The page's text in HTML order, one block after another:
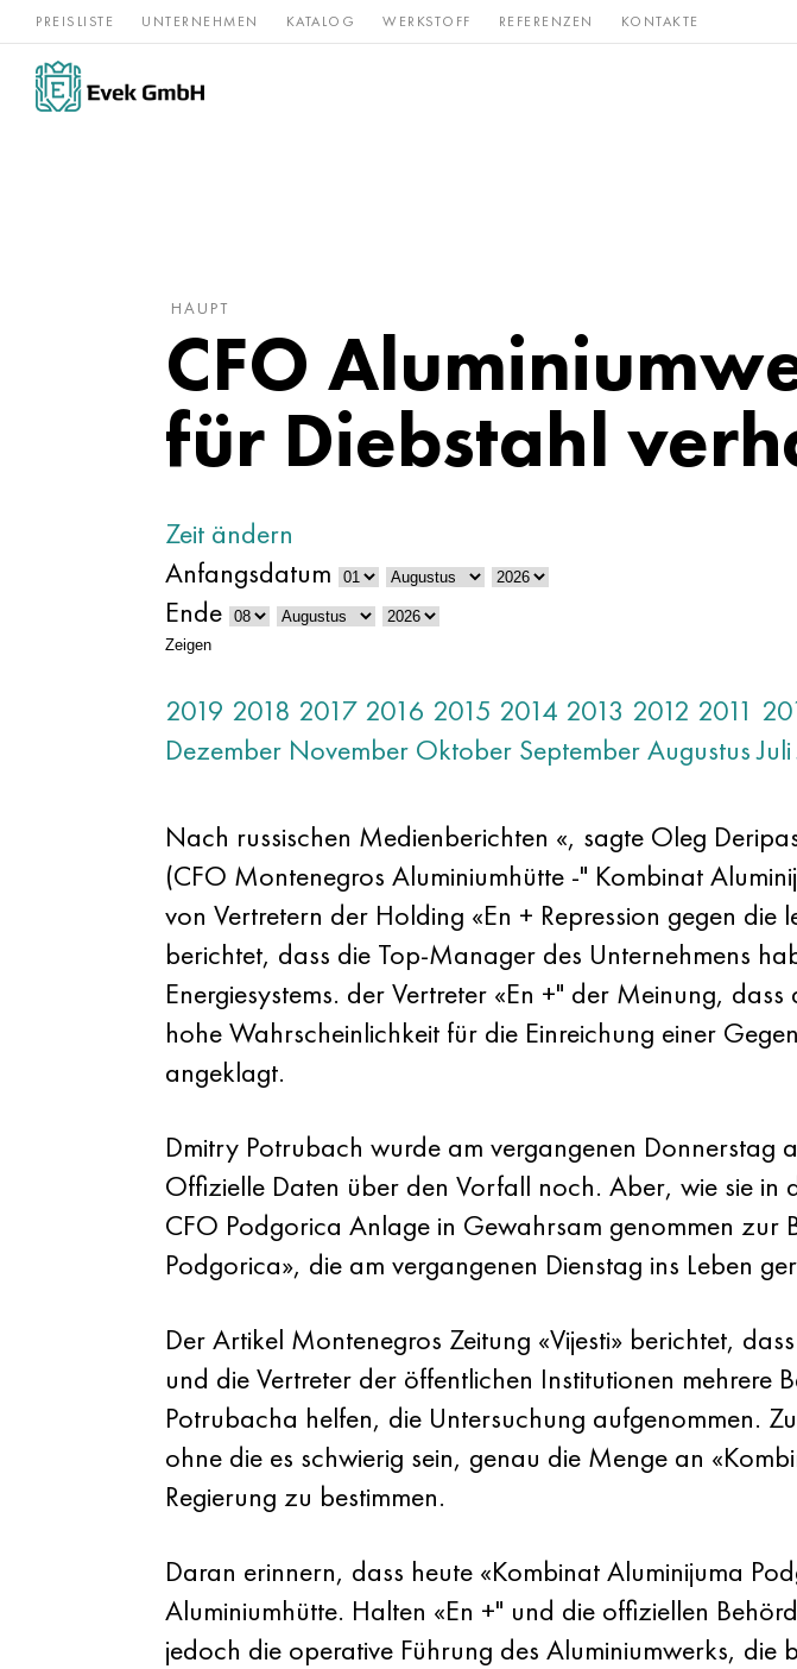
PREISLISTE UNTERNEHMEN KATALOG WERKSTOFF REFERENZEN KONTAKTE
Nickel Rostfreier Seltene Erden &
HAUPT
CFO
für Diebstahl
Zeit ändern
Anfangsdatum
Ende
Zeigen
2019 2018 2017 2016 2015 2014 2013 2012 2011
Dezember November Oktober SeptemberAugustus Juli
Nach russischen Medienberichten «, sagte Oleg
(CFO Montenegros Aluminiumhütte -" Kombinat
von Vertretern der Holding «En + Repression gegen
berichtet, dass die Top-Manager des Unternehmens
Energiesystems. der Vertreter «En +" der Meinung,
hohe Wahrscheinlichkeit für die Einreichung einer
angeklagt.
Dmitry Potrubach wurde am vergangenen
Offizielle Daten über den Vorfall noch. Aber, wie sie
CFO Podgorica Anlage in Gewahrsam genommen zur
Podgorica», die am vergangenen Dienstag ins Leben
Der Artikel Montenegros Zeitung «Vijesti» berichtet,
und die Vertreter der öffentlichen Institutionen mehrere
Potrubacha helfen, die Untersuchung aufgenommen.
ohne die es schwierig sein, genau die Menge an
Regierung zu bestimmen.
Daran erinnern, dass heute «Kombinat Aluminijuma
Aluminiumhütte. Halten «En +" und die offiziellen
jedoch die operative Führung des Aluminiumwerks,